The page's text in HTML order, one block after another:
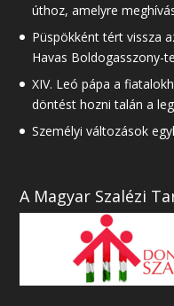
úthoz, amelyre
Püspökként tért vissza
Havas Boldogasszony-
XIV. Leó pápa a
döntést hozni talán a
Személyi változások
A Magyar Szalézi